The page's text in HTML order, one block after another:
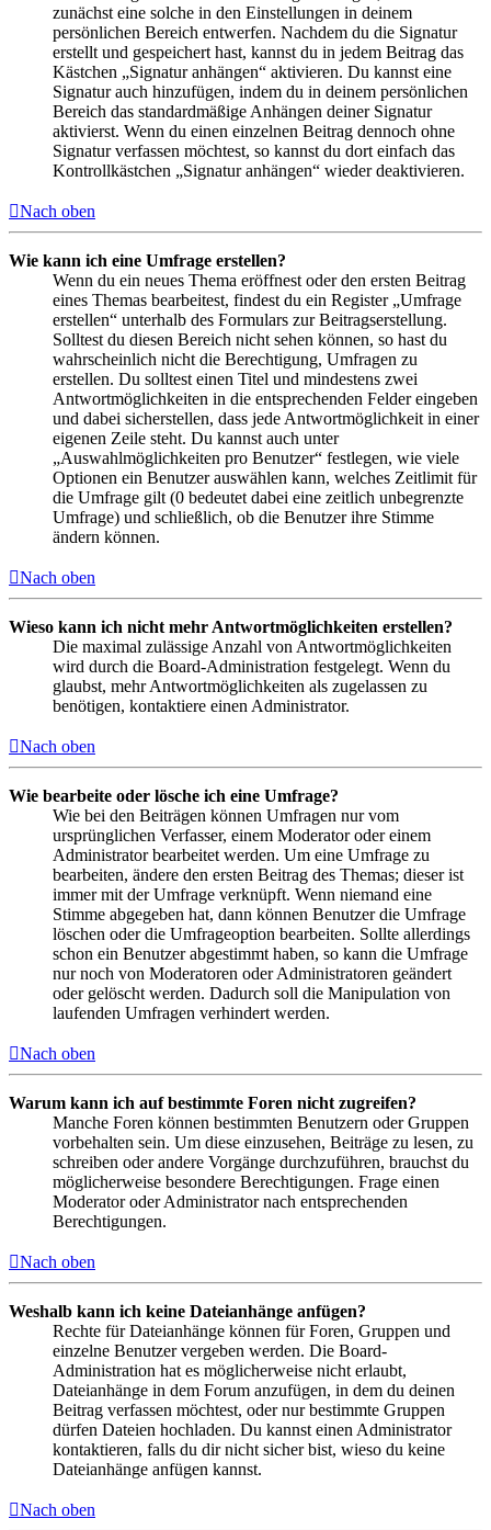
zunächst eine solche in den Einstellungen in deinem
persönlichen Bereich entwerfen. Nachdem du die Signatur
erstellt und gespeichert hast, kannst du in jedem Beitrag das
Kästchen „Signatur anhängen“ aktivieren. Du kannst eine
Signatur auch hinzufügen, indem du in deinem persönlichen
Bereich das standardmäßige Anhängen deiner Signatur
aktivierst. Wenn du einen einzelnen Beitrag dennoch ohne
Signatur verfassen möchtest, so kannst du dort einfach das
Kontrollkästchen „Signatur anhängen“ wieder deaktivieren.
Nach oben
Wie kann ich eine Umfrage erstellen?
Wenn du ein neues Thema eröffnest oder den ersten Beitrag
eines Themas bearbeitest, findest du ein Register „Umfrage
erstellen“ unterhalb des Formulars zur Beitragserstellung.
Solltest du diesen Bereich nicht sehen können, so hast du
wahrscheinlich nicht die Berechtigung, Umfragen zu
erstellen. Du solltest einen Titel und mindestens zwei
Antwortmöglichkeiten in die entsprechenden Felder eingeben
und dabei sicherstellen, dass jede Antwortmöglichkeit in einer
eigenen Zeile steht. Du kannst auch unter
„Auswahlmöglichkeiten pro Benutzer“ festlegen, wie viele
Optionen ein Benutzer auswählen kann, welches Zeitlimit für
die Umfrage gilt (0 bedeutet dabei eine zeitlich unbegrenzte
Umfrage) und schließlich, ob die Benutzer ihre Stimme
ändern können.
Nach oben
Wieso kann ich nicht mehr Antwortmöglichkeiten erstellen?
Die maximal zulässige Anzahl von Antwortmöglichkeiten
wird durch die Board-Administration festgelegt. Wenn du
glaubst, mehr Antwortmöglichkeiten als zugelassen zu
benötigen, kontaktiere einen Administrator.
Nach oben
Wie bearbeite oder lösche ich eine Umfrage?
Wie bei den Beiträgen können Umfragen nur vom
ursprünglichen Verfasser, einem Moderator oder einem
Administrator bearbeitet werden. Um eine Umfrage zu
bearbeiten, ändere den ersten Beitrag des Themas; dieser ist
immer mit der Umfrage verknüpft. Wenn niemand eine
Stimme abgegeben hat, dann können Benutzer die Umfrage
löschen oder die Umfrageoption bearbeiten. Sollte allerdings
schon ein Benutzer abgestimmt haben, so kann die Umfrage
nur noch von Moderatoren oder Administratoren geändert
oder gelöscht werden. Dadurch soll die Manipulation von
laufenden Umfragen verhindert werden.
Nach oben
Warum kann ich auf bestimmte Foren nicht zugreifen?
Manche Foren können bestimmten Benutzern oder Gruppen
vorbehalten sein. Um diese einzusehen, Beiträge zu lesen, zu
schreiben oder andere Vorgänge durchzuführen, brauchst du
möglicherweise besondere Berechtigungen. Frage einen
Moderator oder Administrator nach entsprechenden
Berechtigungen.
Nach oben
Weshalb kann ich keine Dateianhänge anfügen?
Rechte für Dateianhänge können für Foren, Gruppen und
einzelne Benutzer vergeben werden. Die Board-
Administration hat es möglicherweise nicht erlaubt,
Dateianhänge in dem Forum anzufügen, in dem du deinen
Beitrag verfassen möchtest, oder nur bestimmte Gruppen
dürfen Dateien hochladen. Du kannst einen Administrator
kontaktieren, falls du dir nicht sicher bist, wieso du keine
Dateianhänge anfügen kannst.
Nach oben